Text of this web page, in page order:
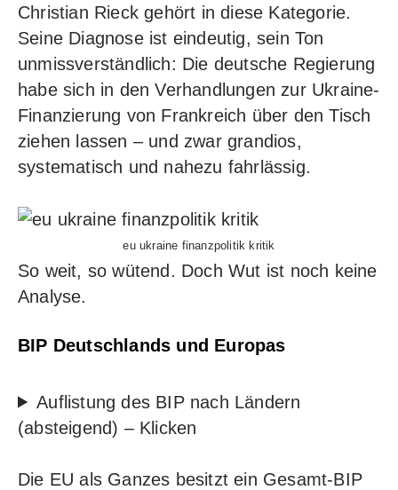
Christian Rieck gehört in diese Kategorie.
Seine Diagnose ist eindeutig, sein Ton
unmissverständlich: Die deutsche Regierung
habe sich in den Verhandlungen zur Ukraine-
Finanzierung von Frankreich über den Tisch
ziehen lassen – und zwar grandios,
systematisch und nahezu fahrlässig.
eu ukraine finanzpolitik kritik
So weit, so wütend. Doch Wut ist noch keine
Analyse.
BIP Deutschlands und Europas
Auflistung des BIP nach Ländern
(absteigend) – Klicken
Die EU als Ganzes besitzt ein Gesamt-BIP